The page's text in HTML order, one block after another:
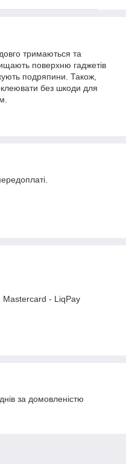
тримаються та
поверхню гаджетів
подряпини. Також,
без шкоди для
Mastercard - LiqPay
за домовленістю